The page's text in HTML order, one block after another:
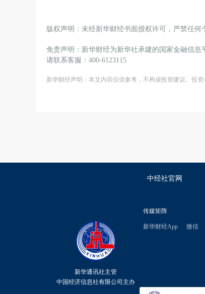
版权声明：未经新华财经书面授权许可，严禁任何
免责声明：新华财经为新华社承建的国家金融信
请联系客服：400-6123115
新华财经声明：本文内容仅供参考，不构成投资建议。投资
中经社官网
新华通讯社主管
中国经济信息社有限公司主办
传媒矩阵
新华财经App 微信